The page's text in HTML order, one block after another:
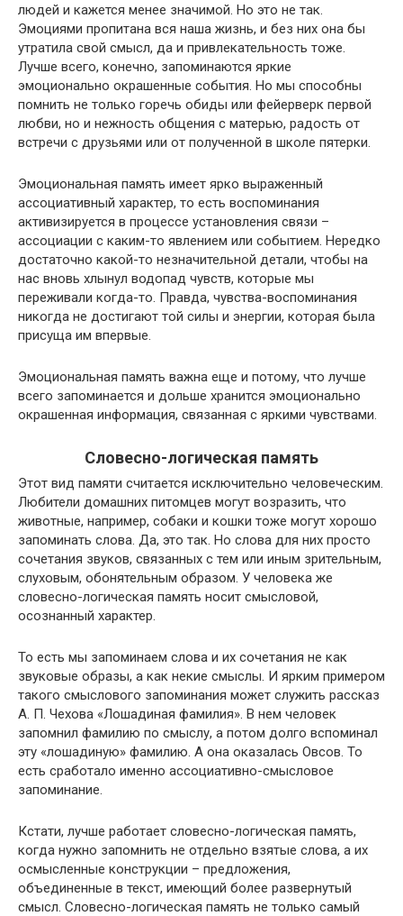
людей и кажется менее значимой. Но это не так.
Эмоциями пропитана вся наша жизнь, и без них она бы
утратила свой смысл, да и привлекательность тоже.
Лучше всего, конечно, запоминаются яркие
эмоционально окрашенные события. Но мы способны
помнить не только горечь обиды или фейерверк первой
любви, но и нежность общения с матерью, радость от
встречи с друзьями или от полученной в школе пятерки.
Эмоциональная память имеет ярко выраженный
ассоциативный характер, то есть воспоминания
активизируется в процессе установления связи –
ассоциации с каким-то явлением или событием. Нередко
достаточно какой-то незначительной детали, чтобы на
нас вновь хлынул водопад чувств, которые мы
переживали когда-то. Правда, чувства-воспоминания
никогда не достигают той силы и энергии, которая была
присуща им впервые.
Эмоциональная память важна еще и потому, что лучше
всего запоминается и дольше хранится эмоционально
окрашенная информация, связанная с яркими чувствами.
Словесно-логическая память
Этот вид памяти считается исключительно человеческим.
Любители домашних питомцев могут возразить, что
животные, например, собаки и кошки тоже могут хорошо
запоминать слова. Да, это так. Но слова для них просто
сочетания звуков, связанных с тем или иным зрительным,
слуховым, обонятельным образом. У человека же
словесно-логическая память носит смысловой,
осознанный характер.
То есть мы запоминаем слова и их сочетания не как
звуковые образы, а как некие смыслы. И ярким примером
такого смыслового запоминания может служить рассказ
А. П. Чехова «Лошадиная фамилия». В нем человек
запомнил фамилию по смыслу, а потом долго вспоминал
эту «лошадиную» фамилию. А она оказалась Овсов. То
есть сработало именно ассоциативно-смысловое
запоминание.
Кстати, лучше работает словесно-логическая память,
когда нужно запомнить не отдельно взятые слова, а их
осмысленные конструкции – предложения,
объединенные в текст, имеющий более развернутый
смысл. Словесно-логическая память не только самый